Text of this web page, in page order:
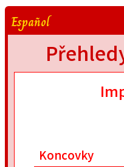
Español
Koncovky